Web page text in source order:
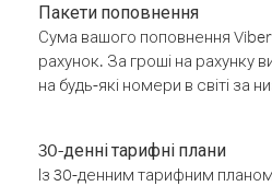
Пакети поповнення
Сума вашого поповнення
рахунок. За гроші на рахунку
на будь-які номери в світі за
30-денні тарифні плани
Із 30-денним тарифним